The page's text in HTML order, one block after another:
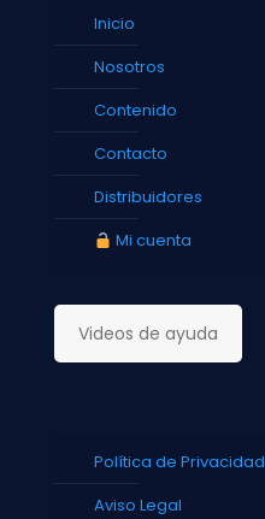
Inicio
Nosotros
Contenido
Contacto
Distribuidores
Mi cuenta
Videos de ayuda
Política de Privacidad
Aviso Legal